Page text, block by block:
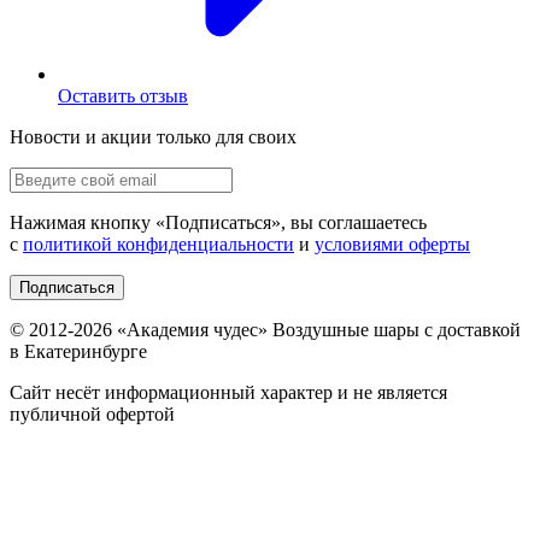
Оставить отзыв
Новости и акции только для своих
Нажимая кнопку «Подписаться», вы соглашаетесь
с политикой конфиденциальности и условиями оферты
Подписаться
© 2012-2026 «Академия чудес» Воздушные шары с доставкой
в Екатеринбурге
Сайт несёт информационный характер и не является
публичной офертой